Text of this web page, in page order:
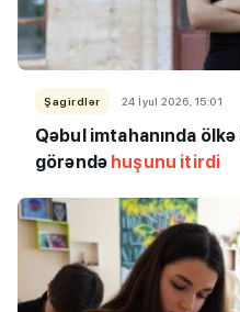
Şagirdlər 24 İyul 2026, 15:01
Qəbul imtahanında
görəndə huşunu itirdi